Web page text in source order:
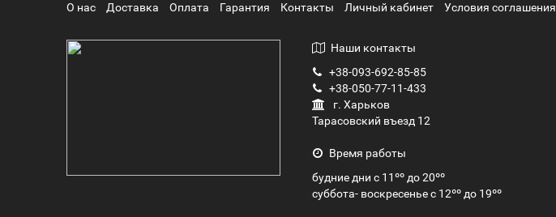
О нас Доставка Оплата Гарантия Контакты Личный кабинет Условия соглашения
Наши контакты
+38-093-692-85-85
+38-050-77-11-433
г. Харьков
Тарасовский въезд 12
Время работы
будние дни с 11ºº до 20ºº
суббота- воскресенье с 12ºº до 19ºº